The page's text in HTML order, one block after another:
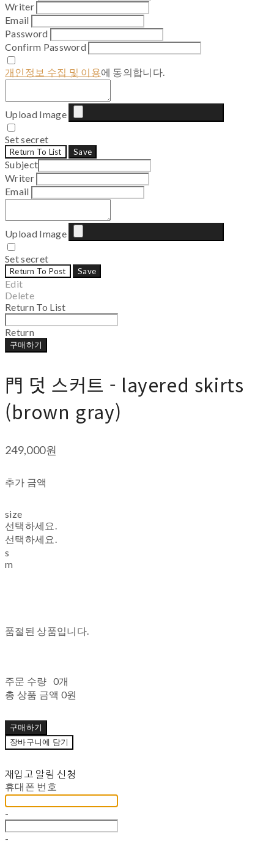
Writer
Email
Password
Confirm Password
개인정보 수집 및 이용에 동의합니다.
Upload Image
Set secret
Return To List Save
Subject
Writer
Email
Upload Image
Set secret
Return To Post Save
Edit
Delete
Return To List
Return
구매하기
門 덧 스커트 - layered skirts
(brown gray)
249,000원
추가 금액
size
선택하세요.
선택하세요.
s
m
품절된 상품입니다.
주문 수량 0개
총 상품 금액 0원
구매하기
장바구니에 담기
재입고 알림 신청
휴대폰 번호
-
-